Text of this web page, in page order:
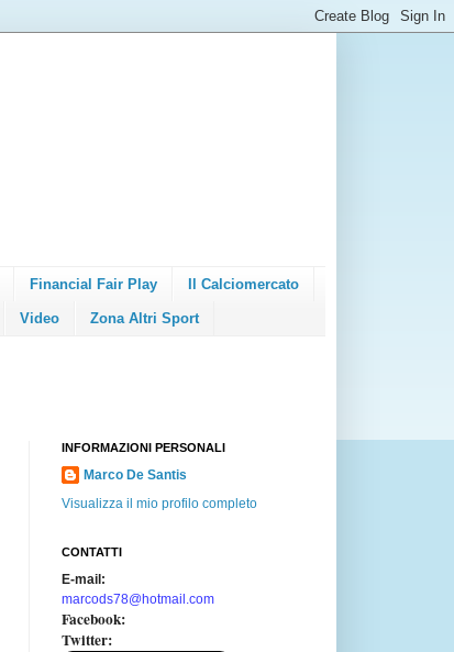
Financial Fair Play Il Calciomercato
Video Zona Altri Sport
INFORMAZIONI PERSONALI
Marco De Santis
Visualizza il mio profilo completo
CONTATTI
E-mail:
marcods78@hotmail.com
Facebook:
Twitter: